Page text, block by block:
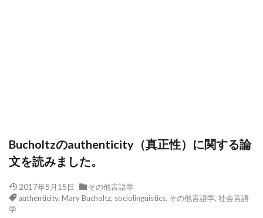
Bucholtzのauthenticity（真正性）に関する論
文を読みました。
2017年5月15日
その他言語学
authenticity, Mary Bucholtz, sociolinguistics, その他言語学, 社会言語
学